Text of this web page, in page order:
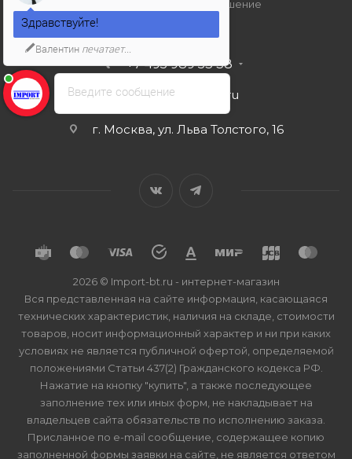
Пользовательское соглашение
+7 495 989 53 38
import-bt@bk.ru
г. Москва, ул. Льва Толстого, 16
2026 © Import-bt.ru - интернет-магазин
Вся представленная на сайте информация, касающаяся
технических характеристик, наличия на складе, стоимости
товаров, носит информационный характер и ни при каких
условиях не является публичной офертой, определяемой
положениями Статьи 437(2) Гражданского кодекса РФ.
Нажатие на кнопку "купить", а также последующее
заполнение тех или иных форм, не накладывает на
владельцев сайта обязательств по исполнению заказа.
Присланное по e-mail сообщение, содержащее копию
заполненной формы заявки на сайте, не является ответом
Введите сообщение
Здравствуйте!
Валентин печатает...